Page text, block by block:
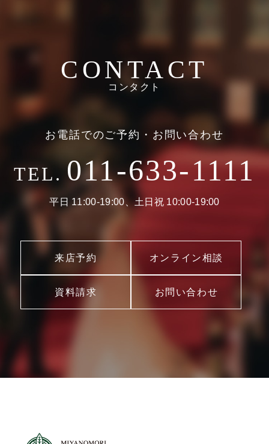
CONTACT
コンタクト
お電話でのご予約・お問い合わせ
TEL. 011-633-1111
平日 11:00-19:00、土日祝 10:00-19:00
来店予約 オンライン相談
資料請求 お問い合わせ